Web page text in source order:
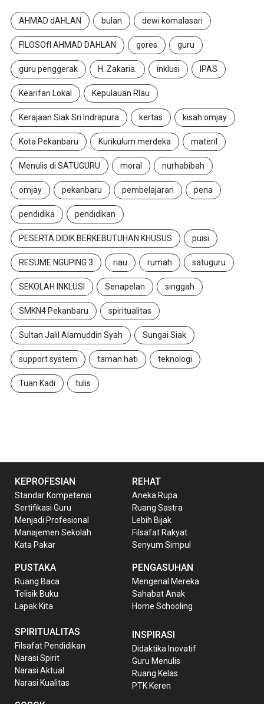
AHMAD dAHLAN bulan dewi komalasari
FILOSOfI AHMAD DAHLAN gores guru
guru penggerak H. Zakaria. inklusi IPAS
Kearifan Lokal Kepulauan RIau
Kerajaan Siak Sri Indrapura kertas kisah omjay
Kota Pekanbaru Kurikulum merdeka materil
Menulis di SATUGURU moral nurhabibah
omjay pekanbaru pembelajaran pena
pendidika pendidikan
PESERTA DIDIK BERKEBUTUHAN KHUSUS puisi
RESUME NGUPING 3 riau rumah satuguru
SEKOLAH INKLUSI Senapelan singgah
SMKN4 Pekanbaru spiritualitas
Sultan Jalil Alamuddin Syah Sungai Siak
support system taman hati teknologi
Tuan Kadi tulis
KEPROFESIAN
Standar Kompetensi
Sertifikasi Guru
Menjadi Profesional
Manajemen Sekolah
Kata Pakar
PUSTAKA
Ruang Baca
Telisik Buku
Lapak Kita
REHAT
Aneka Rupa
Ruang Sastra
Lebih Bijak
Filsafat Rakyat
Senyum Simpul
PENGASUHAN
Mengenal Mereka
Sahabat Anak
Home Schooling
SPIRITUALITAS
Filsafat Pendidikan
Narasi Spirit
Narasi Aktual
Narasi Kualitas
INSPIRASI
Didaktika Inovatif
Guru Menulis
Ruang Kelas
PTK Keren